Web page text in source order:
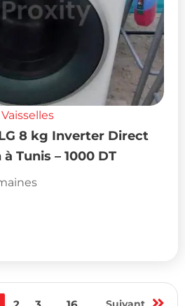
8 kg Inverter Direct
Tunis – 1000 DT